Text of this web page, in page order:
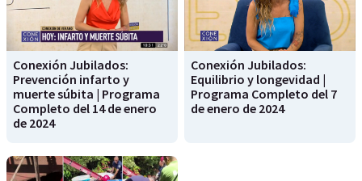
Conexión Jubilados:
Prevención infarto y
muerte súbita | Programa
Completo del 14 de enero
de 2024
Conexión Jubilados:
Equilibrio y longevidad |
Programa Completo del 7
de enero de 2024